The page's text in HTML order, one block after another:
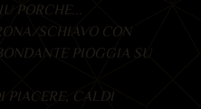
PORCHE...
SCHIAVO CON
PIOGGIA SU
PIACERE, CALDI